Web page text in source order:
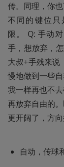
传。同理，你
不同的键位
限。 Q: 手动
手，想放弃，
大叔+手残来
慢地做到一些
我一样再也不
再放弃自由的
更开阔了，方向
自动，传球